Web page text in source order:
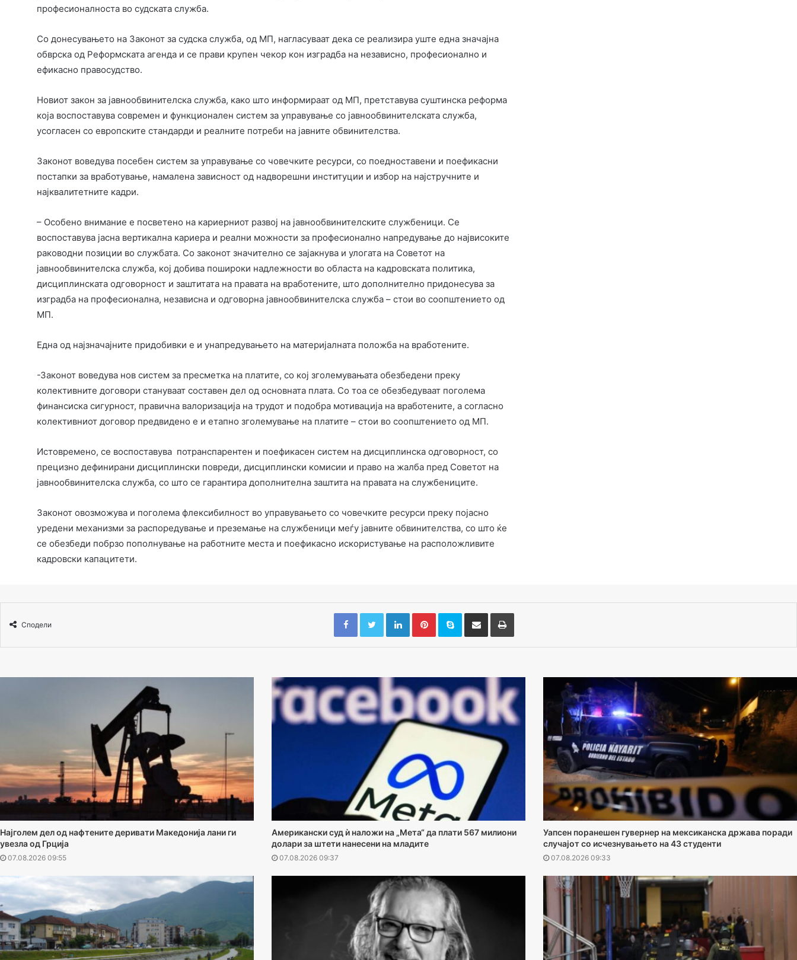
професионалноста во судската служба.
Со донесувањето на Законот за судска служба, од МП, нагласуваат дека се реализира уште една значајна
обврска од Реформската агенда и се прави крупен чекор кон изградба на независно, професионално и
ефикасно правосудство.
Новиот закон за јавнообвинителска служба, како што информираат од МП, претставува суштинска реформа
која воспоставува современ и функционален систем за управување со јавнообвинителската служба,
усогласен со европските стандарди и реалните потреби на јавните обвинителства.
Законот воведува посебен систем за управување со човечките ресурси, со поедноставени и поефикасни
постапки за вработување, намалена зависност од надворешни институции и избор на најстручните и
најквалитетните кадри.
– Особено внимание е посветено на кариерниот развој на јавнообвинителските службеници. Се
воспоставува јасна вертикална кариера и реални можности за професионално напредување до највисоките
раководни позиции во службата. Со законот значително се зајакнува и улогата на Советот на
јавнообвинителска служба, кој добива пошироки надлежности во областа на кадровската политика,
дисциплинската одговорност и заштитата на правата на вработените, што дополнително придонесува за
изградба на професионална, независна и одговорна јавнообвинителска служба – стои во соопштението од
МП.
Една од најзначајните придобивки е и унапредувањето на материјалната положба на вработените.
-Законот воведува нов систем за пресметка на платите, со кој зголемувањата обезбедени преку
колективните договори стануваат составен дел од основната плата. Со тоа се обезбедуваат поголема
финансиска сигурност, правична валоризација на трудот и подобра мотивација на вработените, а согласно
колективниот договор предвидено е и етапно зголемување на платите – стои во соопштението од МП.
Истовремено, се воспоставува потранспарентен и поефикасен систем на дисциплинска одговорност, со
прецизно дефинирани дисциплински повреди, дисциплински комисии и право на жалба пред Советот на
јавнообвинителска служба, со што се гарантира дополнителна заштита на правата на службениците.
Законот овозможува и поголема флексибилност во управувањето со човечките ресурси преку појасно
уредени механизми за распоредување и преземање на службеници меѓу јавните обвинителства, со што ќе
се обезбеди побрзо пополнување на работните места и поефикасно искористување на расположливите
кадровски капацитети.
Сподели
FacebookTwitterLinkedInPinterestSkype Сподели преку Е-маил Испринтај
Најголем дел од нафтените деривати Македонија лани ги
увезла од Грција
07.08.2026 09:55
Американски суд ѝ наложи на „Мета“ да плати 567 милиони
долари за штети нанесени на младите
07.08.2026 09:37
Уапсен поранешен гувернер на мексиканска држава поради
случајот со исчезнувањето на 43 студенти
07.08.2026 09:33